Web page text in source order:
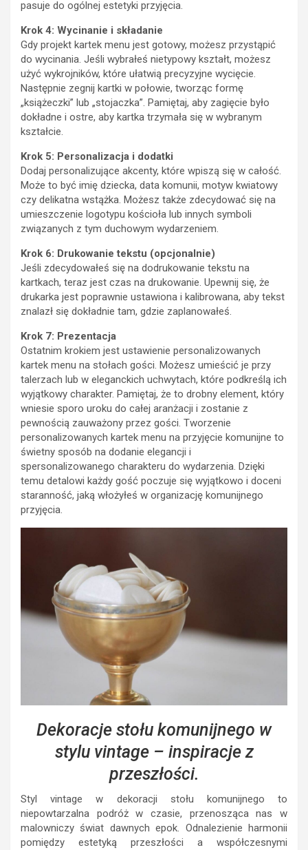
pasuje do ogólnej estetyki przyjęcia.
Krok 4: Wycinanie i składanie
Gdy projekt kartek menu jest gotowy, możesz przystąpić
do wycinania. Jeśli wybrałeś nietypowy kształt, możesz
użyć wykrojników, które ułatwią precyzyjne wycięcie.
Następnie zegnij kartki w połowie, tworząc formę
„książeczki” lub „stojaczka”. Pamiętaj, aby zagięcie było
dokładne i ostre, aby kartka trzymała się w wybranym
kształcie.
Krok 5: Personalizacja i dodatki
Dodaj personalizujące akcenty, które wpiszą się w całość.
Może to być imię dziecka, data komunii, motyw kwiatowy
czy delikatna wstążka. Możesz także zdecydować się na
umieszczenie logotypu kościoła lub innych symboli
związanych z tym duchowym wydarzeniem.
Krok 6: Drukowanie tekstu (opcjonalnie)
Jeśli zdecydowałeś się na dodrukowanie tekstu na
kartkach, teraz jest czas na drukowanie. Upewnij się, że
drukarka jest poprawnie ustawiona i kalibrowana, aby tekst
znalazł się dokładnie tam, gdzie zaplanowałeś.
Krok 7: Prezentacja
Ostatnim krokiem jest ustawienie personalizowanych
kartek menu na stołach gości. Możesz umieścić je przy
talerzach lub w eleganckich uchwytach, które podkreślą ich
wyjątkowy charakter. Pamiętaj, że to drobny element, który
wniesie sporo uroku do całej aranżacji i zostanie z
pewnością zauważony przez gości. Tworzenie
personalizowanych kartek menu na przyjęcie komunijne to
świetny sposób na dodanie elegancji i
spersonalizowanego charakteru do wydarzenia. Dzięki
temu detalowi każdy gość poczuje się wyjątkowo i doceni
staranność, jaką włożyłeś w organizację komunijnego
przyjęcia.
Dekoracje stołu komunijnego w
stylu vintage – inspiracje z
przeszłości.
Styl vintage w dekoracji stołu komunijnego to
niepowtarzalna podróż w czasie, przenosząca nas w
malowniczy świat dawnych epok. Odnalezienie harmonii
pomiędzy estetyką przeszłości a współczesnymi